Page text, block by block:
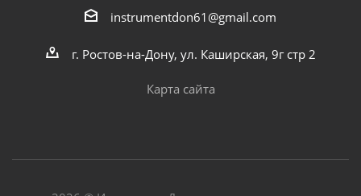
instrumentdon61@gmail.com
г. Ростов-на-Дону, ул. Каширская, 9г стр 2
Карта сайта